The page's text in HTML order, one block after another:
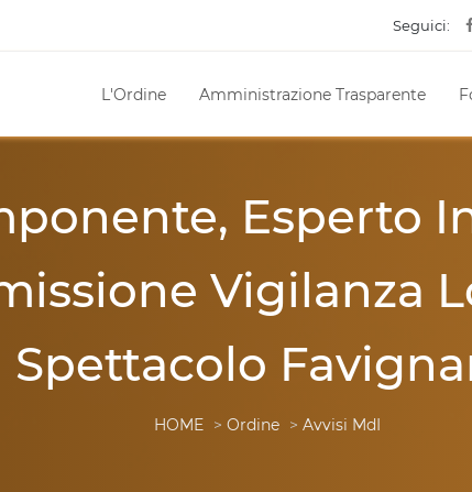
Seguici:
L'Ordine Amministrazione Trasparente
Esperto
Vigilanza
Spettacolo
HOME > Ordine > Avvisi MdI